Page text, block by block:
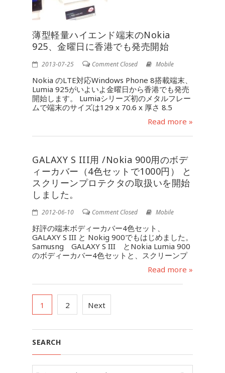
薄型軽量ハイエンド端末のNokia
925、金曜日に香港でも発売開始
2013-07-25 Comment Closed Mobile
Nokia のLTE対応Windows Phone 8搭載端末、
Lumia 925がいよいよ金曜日から香港でも発売
開始します。 Lumiaシリーズ初のメタルフレー
ムで端末のサイズは129 x 70.6 x 厚さ 8.5
Read more »
GALAXY S III用 /Nokia 900用のボデ
ィーカバー（4色セットで1000円） と
スクリーンプロテクタの取扱いを開始
しました。
2012-06-10 Comment Closed Mobile
好評の端末ボディーカバー4色セット、
GALAXY S III と Nokig 900でもはじめました。
Samusng GALAXY S III とNokia Lumia 900
のボディーカバー4色セットと、スクリーンプ
Read more »
1 2 Next
SEARCH